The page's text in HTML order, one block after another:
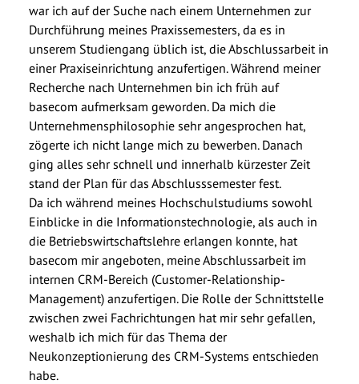
war ich auf der Suche nach einem Unternehmen zur
Durchführung meines Praxissemesters, da es in
unserem Studiengang üblich ist, die Abschlussarbeit in
einer Praxiseinrichtung anzufertigen. Während meiner
Recherche nach Unternehmen bin ich früh auf
basecom aufmerksam geworden. Da mich die
Unternehmensphilosophie sehr angesprochen hat,
zögerte ich nicht lange mich zu bewerben. Danach
ging alles sehr schnell und innerhalb kürzester Zeit
stand der Plan für das Abschlusssemester fest.
Da ich während meines Hochschulstudiums sowohl
Einblicke in die Informationstechnologie, als auch in
die Betriebswirtschaftslehre erlangen konnte, hat
basecom mir angeboten, meine Abschlussarbeit im
internen CRM-Bereich (Customer-Relationship-
Management) anzufertigen. Die Rolle der Schnittstelle
zwischen zwei Fachrichtungen hat mir sehr gefallen,
weshalb ich mich für das Thema der
Neukonzeptionierung des CRM-Systems entschieden
habe.